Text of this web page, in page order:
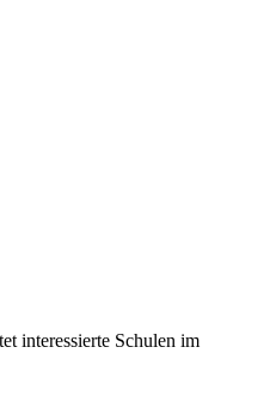
interessierte Schulen im